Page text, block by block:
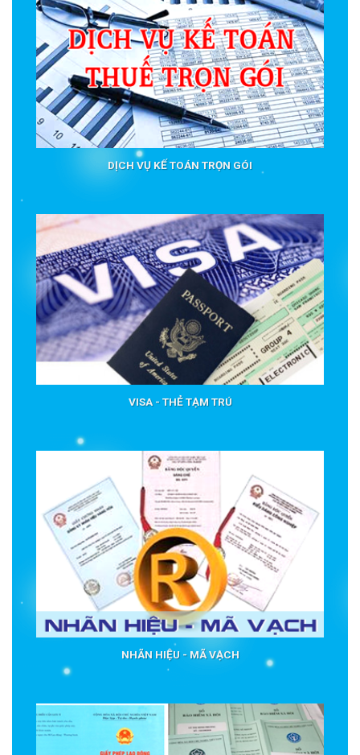
DỊCH VỤ KẾ TOÁN TRỌN GÓI
VISA - THẺ TẠM TRÚ
NHÃN HIỆU - MÃ VẠCH